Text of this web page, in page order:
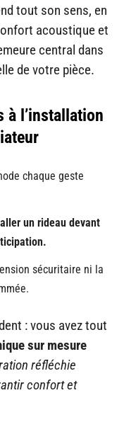
tout son sens, en
acoustique et
central dans
de votre pièce.
à l’installation
chaque geste
un rideau devant
sécuritaire ni la
: vous avez tout
sur mesure
réfléchie
confort et